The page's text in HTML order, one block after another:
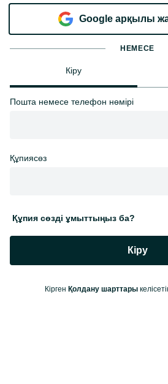
Google арқылы
НЕМЕСЕ
Кіру
Пошта немесе телефон нөмірі
Құпиясөз
Құпия сөзді ұмыттыңыз ба?
Кіру
Кірген Қолдану шарттары